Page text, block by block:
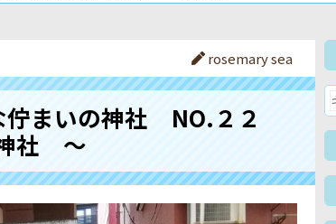
rosemary sea
佇まいの神社 NO.２２
社 ～